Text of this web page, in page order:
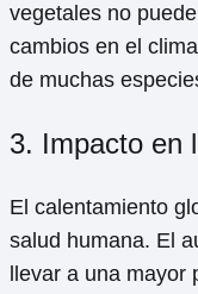
vegetales no
cambios en el
de muchas
3. Impacto en
El calentamiento
salud humana. El
llevar a una